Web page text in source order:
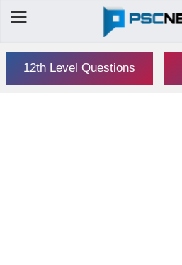
12th Level Questions